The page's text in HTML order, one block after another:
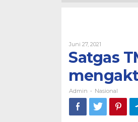
Juni 27, 2021
Satgas
Admin - Nasional